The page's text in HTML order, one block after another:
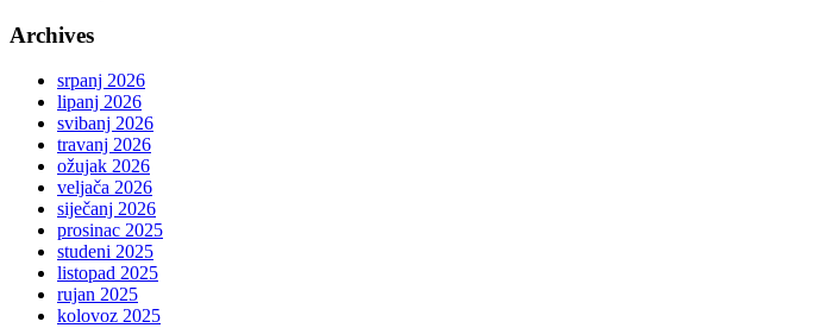
Archives
srpanj 2026
lipanj 2026
svibanj 2026
travanj 2026
ožujak 2026
veljača 2026
siječanj 2026
prosinac 2025
studeni 2025
listopad 2025
rujan 2025
kolovoz 2025